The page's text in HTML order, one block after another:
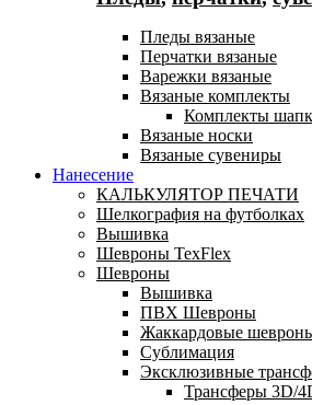
Пледы вязаные
Перчатки вязаные
Варежки вязаные
Вязаные комплекты
Комплекты
Вязаные носки
Вязаные сувениры
Нанесение
КАЛЬКУЛЯТОР ПЕЧАТИ
Шелкография на футболках
Вышивка
Шевроны TexFlex
Шевроны
Вышивка
ПВХ Шевроны
Жаккардовые
Сублимация
Эксклюзивные
Трансферы 3D/